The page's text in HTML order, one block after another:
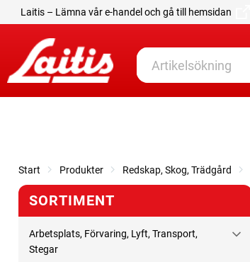
Laitis – Lämna vår e-handel och gå till hemsidan
Start Produkter Redskap, Skog, Trädgård
SORTIMENT
Arbetsplats, Förvaring, Lyft, Transport,
Stegar